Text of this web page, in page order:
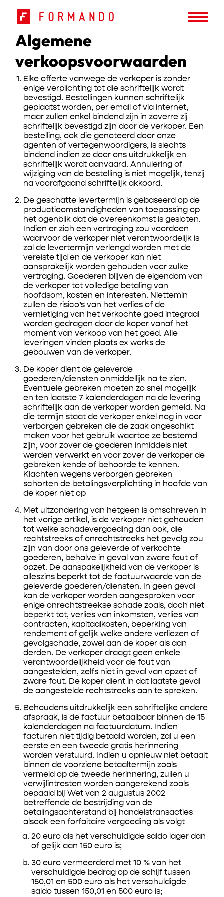
Algemene
verkoopsvoorwaarden
Elke offerte vanwege de verkoper is zonder
enige verplichting tot die schriftelijk wordt
bevestigd. Bestellingen kunnen schriftelijk
geplaatst worden, per email of via internet,
maar zullen enkel bindend zijn in zoverre zij
schriftelijk bevestigd zijn door de verkoper. Een
bestelling, ook die genoteerd door onze
agenten of vertegenwoordigers, is slechts
bindend indien ze door ons uitdrukkelijk en
schriftelijk wordt aanvaard. Annulering of
wijziging van de bestelling is niet mogelijk, tenzij
na voorafgaand schriftelijk akkoord.
De geschatte levertermijn is gebaseerd op de
productieomstandigheden van toepassing op
het ogenblik dat de overeenkomst is gesloten.
Indien er zich een vertraging zou voordoen
waarvoor de verkoper niet verantwoordelijk is
zal de levertermijn verlengd worden met de
vereiste tijd en de verkoper kan niet
aansprakelijk worden gehouden voor zulke
vertraging. Goederen blijven de eigendom van
de verkoper tot volledige betaling van
hoofdsom, kosten en interesten. Niettemin
zullen de risico’s van het verlies of de
vernietiging van het verkochte goed integraal
worden gedragen door de koper vanaf het
moment van verkoop van het goed. Alle
leveringen vinden plaats ex works de
gebouwen van de verkoper.
De koper dient de geleverde
goederen/diensten onmiddellijk na te zien.
Eventuele gebreken moeten zo snel mogelijk
en ten laatste 7 kalenderdagen na de levering
schriftelijk aan de verkoper worden gemeld. Na
die termijn staat de verkoper enkel nog in voor
verborgen gebreken die de zaak ongeschikt
maken voor het gebruik waartoe ze bestemd
zijn, voor zover de goederen inmiddels niet
werden verwerkt en voor zover de verkoper de
gebreken kende of behoorde te kennen.
Klachten wegens verborgen gebreken
schorten de betalingsverplichting in hoofde van
de koper niet op
Met uitzondering van hetgeen is omschreven in
het vorige artikel, is de verkoper niet gehouden
tot welke schadevergoeding dan ook, die
rechtstreeks of onrechtstreeks het gevolg zou
zijn van door ons geleverde of verkochte
goederen, behalve in geval van zware fout of
opzet. De aanspakelijkheid van de verkoper is
alleszins beperkt tot de factuurwaarde van de
geleverde goederen/diensten. In geen geval
kan de verkoper worden aangesproken voor
enige onrechtstreekse schade zoals, doch niet
beperkt tot, verlies van inkomsten, verlies van
contracten, kapitaalkosten, beperking van
rendement of gelijk welke andere verliezen of
gevolgschade, zowel aan de koper als aan
derden. De verkoper draagt geen enkele
verantwoordelijkheid voor de fout van
aangestelden, zelfs niet in geval van opzet of
zware fout. De koper dient in dat laatste geval
de aangestelde rechtstreeks aan te spreken.
Behoudens uitdrukkelijk een schriftelijke andere
afspraak, is de factuur betaalbaar binnen de 15
kalenderdagen na factuurdatum. Indien
facturen niet tijdig betaald worden, zal u een
eerste en een tweede gratis herinnering
worden verstuurd. Indien u opnieuw niet betaalt
binnen de voorziene betaaltermijn zoals
vermeld op de tweede herinnering, zullen u
verwijlintresten worden aangerekend zoals
bepaald bij Wet van 2 augustus 2002
betreffende de bestrijding van de
betalingsachterstand bij handelstransacties
alsook een forfaitaire vergoeding als volgt
20 euro als het verschuldigde saldo lager dan
of gelijk aan 150 euro is;
30 euro vermeerderd met 10 % van het
verschuldigde bedrag op de schijf tussen
150,01 en 500 euro als het verschuldigde
saldo tussen 150,01 en 500 euro is;